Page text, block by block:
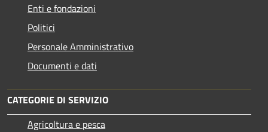
Enti e fondazioni
Politici
Personale Amministrativo
Documenti e dati
CATEGORIE DI SERVIZIO
Agricoltura e pesca